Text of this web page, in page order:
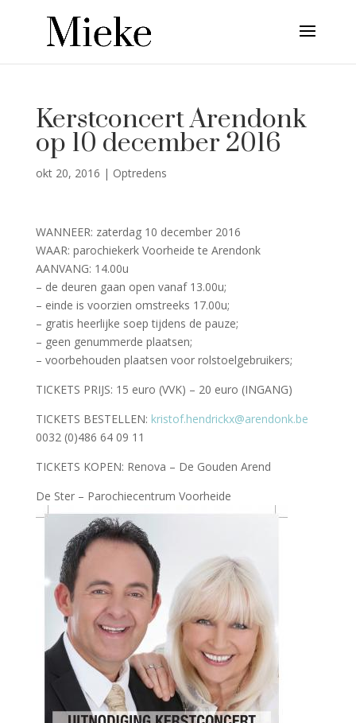
Kerstconcert Arendonk
op 10 december 2016
okt 20, 2016 | Optredens
WANNEER: zaterdag 10 december 2016
WAAR: parochiekerk Voorheide te Arendonk
AANVANG: 14.00u
– de deuren gaan open vanaf 13.00u;
– einde is voorzien omstreeks 17.00u;
– gratis heerlijke soep tijdens de pauze;
– geen genummerde plaatsen;
– voorbehouden plaatsen voor rolstoelgebruikers;
TICKETS PRIJS: 15 euro (VVK) – 20 euro (INGANG)
TICKETS BESTELLEN: kristof.hendrickx@arendonk.be
0032 (0)486 64 09 11
TICKETS KOPEN: Renova – De Gouden Arend
De Ster – Parochiecentrum Voorheide